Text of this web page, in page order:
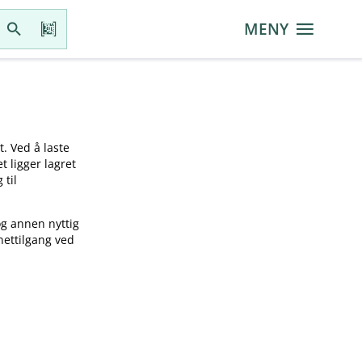
MENY
Ved å laste
ligger lagret
til
annen nyttig
ved